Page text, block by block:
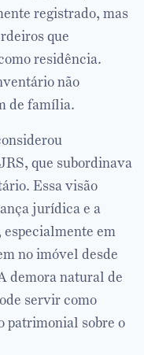
registrado, mas
que
residência.
não
de família.
que subordinava
Essa visão
jurídica e a
em
no imóvel desde
demora natural de
servir como
patrimonial sobre o